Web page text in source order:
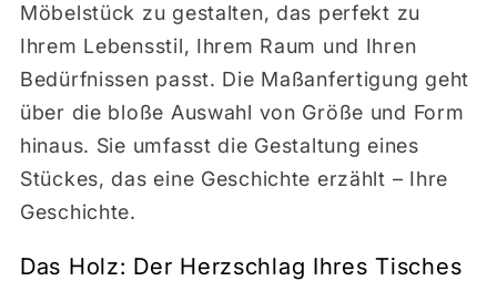
Möbelstück zu gestalten, das perfekt zu
Ihrem Lebensstil, Ihrem Raum und Ihren
Bedürfnissen passt. Die Maßanfertigung geht
über die bloße Auswahl von Größe und Form
hinaus. Sie umfasst die Gestaltung eines
Stückes, das eine Geschichte erzählt – Ihre
Geschichte.
Das Holz: Der Herzschlag Ihres Tisches